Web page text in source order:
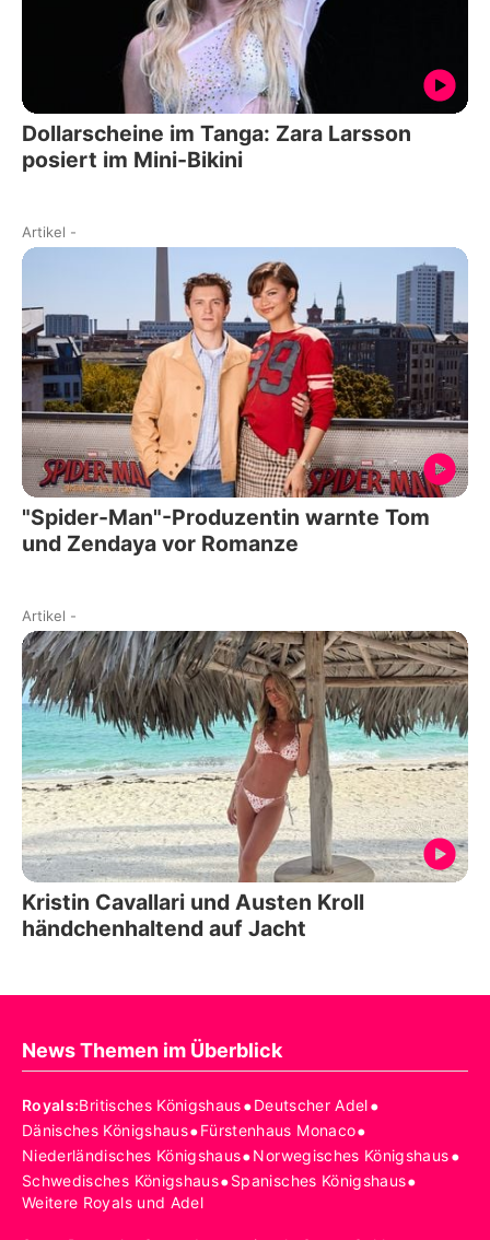
Dollarscheine im Tanga: Zara Larsson
posiert im Mini-Bikini
Artikel -
"Spider-Man"-Produzentin warnte Tom
und Zendaya vor Romanze
Artikel -
Kristin Cavallari und Austen Kroll
händchenhaltend auf Jacht
News Themen im Überblick
Royals:Britisches Königshaus•Deutscher Adel•
Dänisches Königshaus•Fürstenhaus Monaco•
Niederländisches Königshaus•Norwegisches Königshaus•
Schwedisches Königshaus•Spanisches Königshaus•
Weitere Royals und Adel